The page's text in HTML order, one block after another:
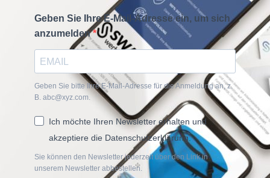
Geben Sie Ihre E-Mail-Adresse ein, um sich
anzumelden
Geben Sie bitte Ihre E-Mail-Adresse für die Anmeldung an, z.
B. abc@xyz.com.
Ich möchte Ihren Newsletter erhalten und
akzeptiere die Datenschutzerklärung.
Sie können den Newsletter jederzeit über den Link in
unserem Newsletter abbestellen.